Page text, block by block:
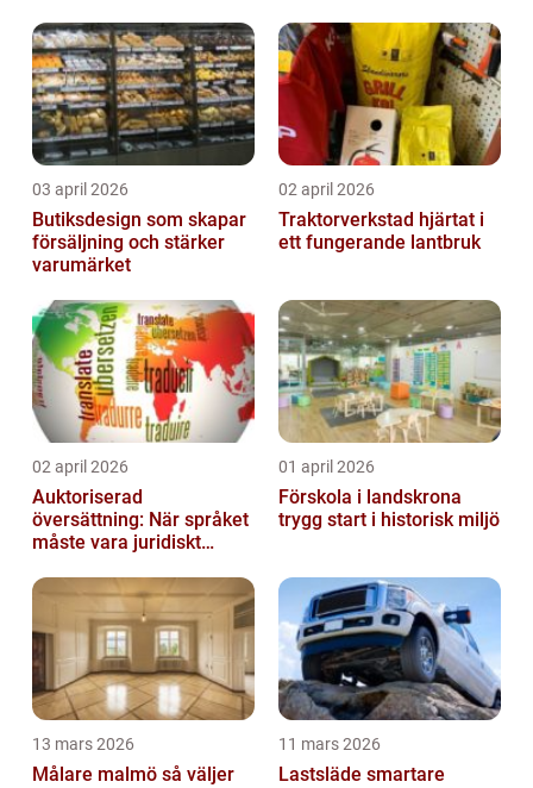
03 april 2026
Butiksdesign som skapar
försäljning och stärker
varumärket
02 april 2026
Traktorverkstad hjärtat i
ett fungerande lantbruk
02 april 2026
Auktoriserad
översättning: När språket
måste vara juridiskt
01 april 2026
Förskola i landskrona
trygg start i historisk miljö
13 mars 2026
Målare malmö så väljer
11 mars 2026
Lastsläde smartare